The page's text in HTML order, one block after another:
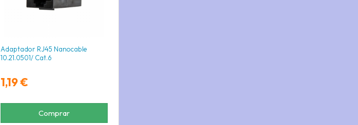
Adaptador RJ45 Nanocable
10.21.0501/ Cat.6
1,19 €
Comprar